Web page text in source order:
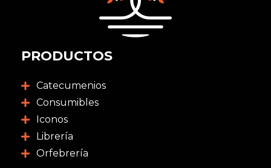
PRODUCTOS
Catecumenios
Consumibles
Iconos
Librería
Orfebrería